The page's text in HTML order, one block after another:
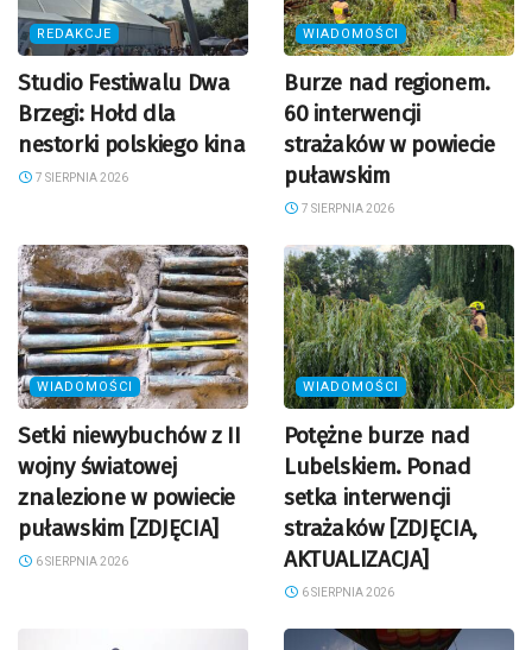
REDAKCJE
Studio Festiwalu Dwa
Brzegi: Hołd dla
nestorki polskiego kina
7 SIERPNIA 2026
WIADOMOŚCI
Burze nad regionem.
60 interwencji
strażaków w powiecie
puławskim
7 SIERPNIA 2026
WIADOMOŚCI
Setki niewybuchów z II
wojny światowej
znalezione w powiecie
puławskim [ZDJĘCIA]
6 SIERPNIA 2026
WIADOMOŚCI
Potężne burze nad
Lubelskiem. Ponad
setka interwencji
strażaków [ZDJĘCIA,
AKTUALIZACJA]
6 SIERPNIA 2026